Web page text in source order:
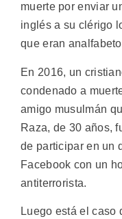
muerte por enviar
inglés a su clérigo
que eran
En 2016, un
condenado a
amigo musulmán
Raza, de 30 años,
de participar en un
Facebook con un
antiterrorista.
Luego está el caso